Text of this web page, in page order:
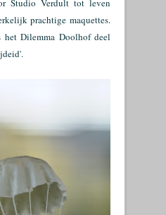
Studio Verdult tot leven
prachtige maquettes.
Dilemma Doolhof deel